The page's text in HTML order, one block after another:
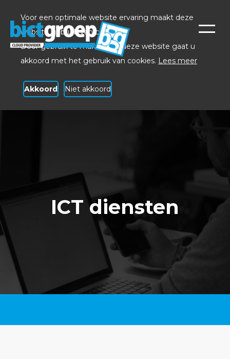
Voor een optimale website ervaring maakt deze
website gebruik van cookies.
Door gebruik te maken van deze website gaat u
akkoord met het gebruik van cookies. Lees meer
Akkoord Niet akkoord
ICT diensten